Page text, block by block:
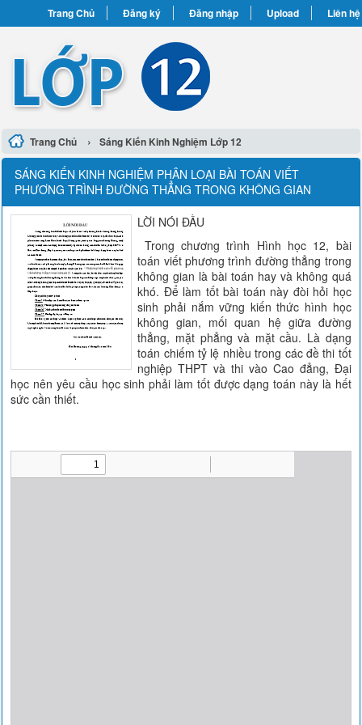
Trang Chủ Đăng ký Đăng nhập Upload Liên hệ
Trang Chủ › Sáng Kiến Kinh Nghiệm Lớp 12
SÁNG KIẾN KINH NGHIỆM PHÂN LOẠI BÀI TOÁN VIẾT
PHƯƠNG TRÌNH ĐƯỜNG THẲNG TRONG KHÔNG GIAN
LỜI NÓI ĐẦU
Trong chương trình Hình học 12, bài
toán viết phương trình đường thẳng trong
không gian là bài toán hay và không quá
khó. Để làm tốt bài toán này đòi hỏi học
sinh phải nắm vững kiến thức hình học
không gian, mối quan hệ giữa đường
thẳng, mặt phẳng và mặt cầu. Là dạng
toán chiếm tỷ lệ nhiều trong các đề thi tốt
nghiệp THPT và thi vào Cao đẳng, Đại
học nên yêu cầu học sinh phải làm tốt được dạng toán này là hết
sức cần thiết.